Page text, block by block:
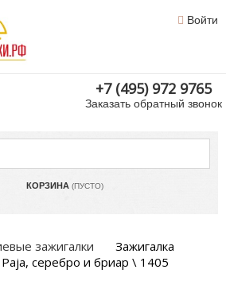
Войти
+7 (495) 972 9765
Заказать обратный звонок
КОРЗИНА (ПУСТО)
зажигалки
Зажигалка
серебро и бриар \ 1405